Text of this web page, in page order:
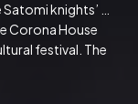
Satomi knights’
Corona House
festival. The
are